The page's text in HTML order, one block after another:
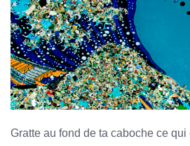
Gratte au fond de ta caboche ce